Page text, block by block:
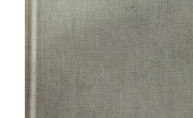
CATEGORÍAS
AUTORES DESTACADOS
GLOSARIO